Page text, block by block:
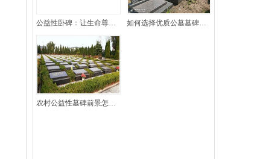
公益性卧碑：让生命尊严回归质朴 如何选择优质公墓墓碑？墓碑网为您提供一站式解决方案
农村公益性墓碑前景怎么样？看政策对农村公墓的态度就知道了。